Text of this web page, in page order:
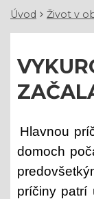
Úvod Život v
Hlavnou
domoch
príčiny patrí